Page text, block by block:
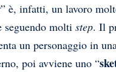
” è, infatti, un lavoro
seguendo molti step. Il
un personaggio in
poi avviene uno “